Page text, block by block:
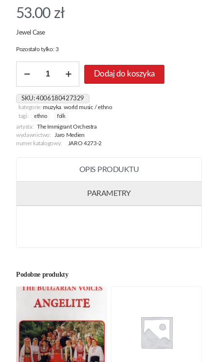
53.00 zł
Jewel Case
Pozostało tylko: 3
Home
From
Home
Dodaj do koszyka
SKU:4006180427329
kategorie:muzyka,world music / ethno
tagi:
ethno folk
artysta:
The Immigrant Orchestra
wydawnictwo:
Jaro Medien
numer katalogowy:
JARO 4273-2
OPIS PRODUKTU
PARAMETRY
Podobne produkty